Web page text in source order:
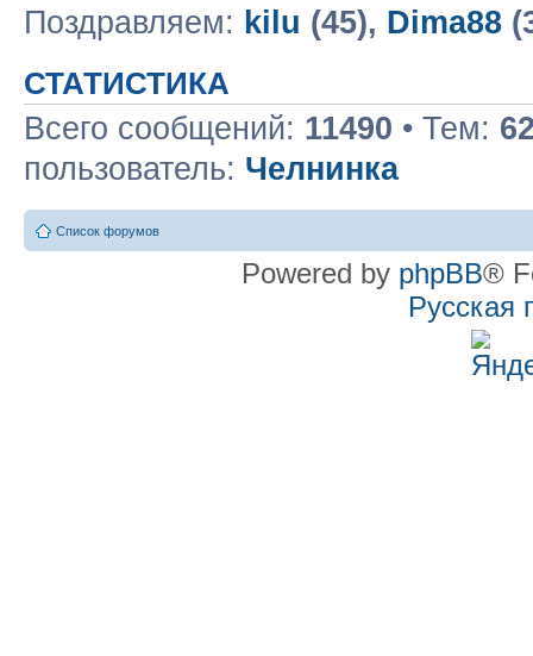
Поздравляем: kilu (45), Dima88
СТАТИСТИКА
Всего сообщений: 11490 • Тем:
пользователь: Челнинка
Список форумов
Powered by phpBB®
Русская